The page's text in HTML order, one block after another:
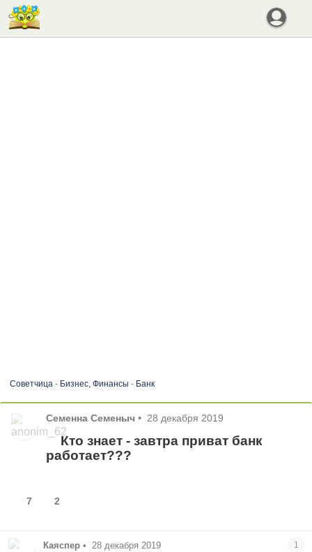
Советчица- Бизнес, Финансы - Банк
Семенна Семеныч • 28 декабря 2019
Кто знает - завтра приват банк
работает???
7 2
Каяспер • 28 декабря 2019 1